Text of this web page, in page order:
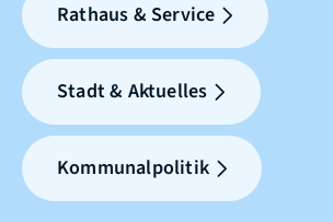
Rathaus & Service
Stadt & Aktuelles
Kommunalpolitik